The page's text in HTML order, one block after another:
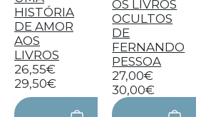
HISTÓRIA
DE AMOR
AOS
LIVROS
26,55€
29,50€
OS LIVROS
OCULTOS
DE
FERNANDO
PESSOA
27,00€
30,00€